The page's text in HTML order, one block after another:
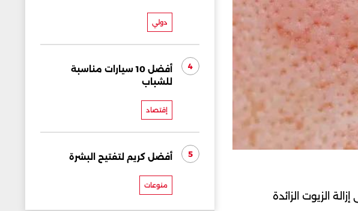
الزيوت الزائدة
دولي
4
أفضل 10 سيارات مناسبة
للشباب
إقتصاد
5 أفضل كريم لتفتيح البشرة
منوعات